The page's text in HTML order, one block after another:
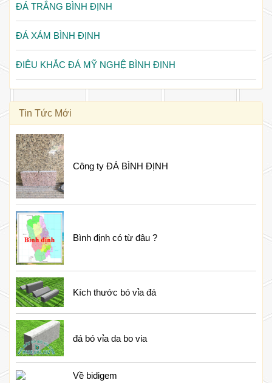
ĐÁ TRẮNG BÌNH ĐỊNH
ĐÁ XÁM BÌNH ĐỊNH
ĐIÊU KHẮC ĐÁ MỸ NGHỆ BÌNH ĐỊNH
Tin Tức Mới
Công ty ĐÁ BÌNH ĐỊNH
Bình định có từ đâu ?
Kích thước bó vỉa đá
đá bó vỉa da bo via
Về bidigem